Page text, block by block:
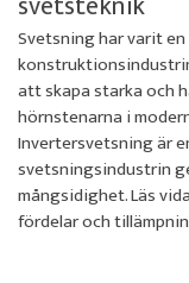
Svetsning har varit
att skapa starka och
hörnstenarna i
Invertersvetsning är
svetsningsindustrin
mångsidighet. Läs
fördelar och